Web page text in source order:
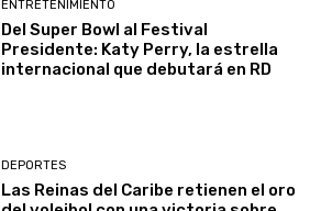
ENTRETENIMIENTO
Del Super Bowl al Festival
Presidente: Katy Perry, la estrella
internacional que debutará en RD
DEPORTES
Las Reinas del Caribe retienen el oro